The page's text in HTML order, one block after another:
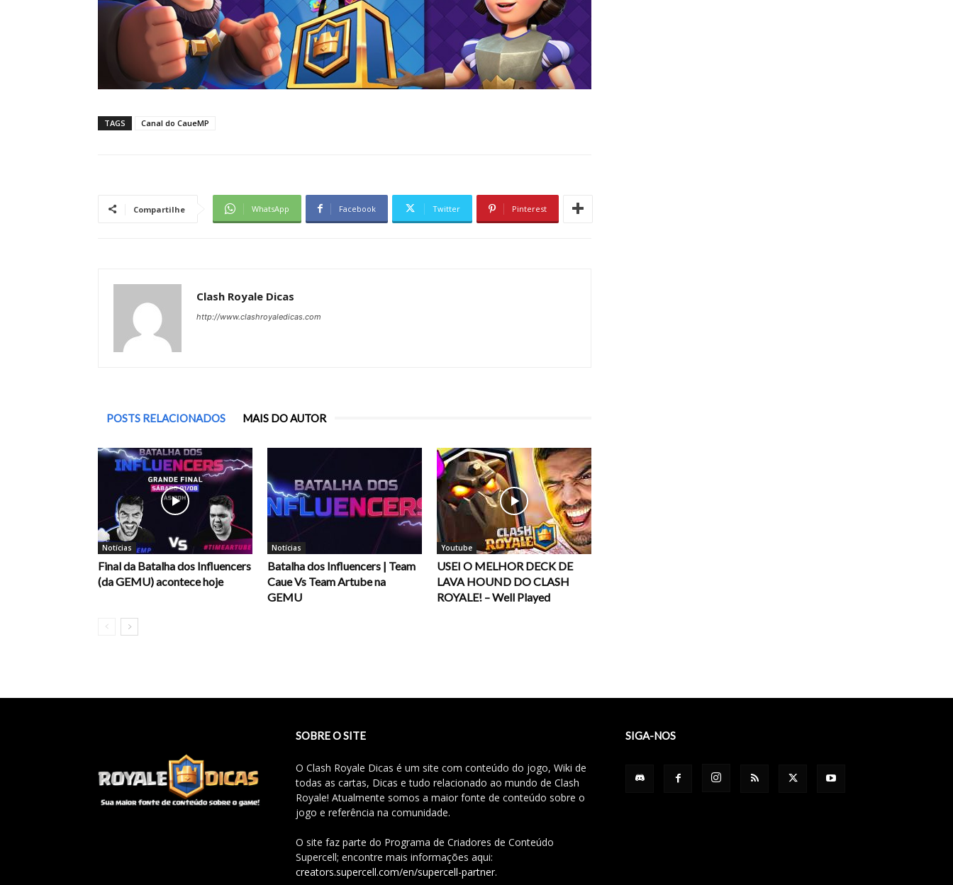
TAGS Canal do CaueMP
Compartilhe WhatsApp Facebook Twitter Pinterest
Clash Royale Dicas
http://www.clashroyaledicas.com
POSTS RELACIONADOS MAIS DO AUTOR
Notícias
Final da Batalha dos Influencers
(da GEMU) acontece hoje
Notícias
Batalha dos Influencers | Team
Caue Vs Team Artube na
GEMU
Youtube
USEI O MELHOR DECK DE
LAVA HOUND DO CLASH
ROYALE! – Well Played
SOBRE O SITE
O Clash Royale Dicas é um site com conteúdo do jogo, Wiki de
todas as cartas, Dicas e tudo relacionado ao mundo de Clash
Royale! Atualmente somos a maior fonte de conteúdo sobre o
jogo e referência na comunidade.
O site faz parte do Programa de Criadores de Conteúdo
Supercell; encontre mais informações aqui:
creators.supercell.com/en/supercell-partner.
SIGA-NOS